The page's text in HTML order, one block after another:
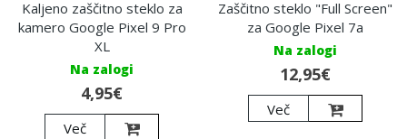
Kaljeno zaščitno steklo za
kamero Google Pixel 9 Pro
XL
Na zalogi
4,95€
Več
Zaščitno steklo "Full Screen"
za Google Pixel 7a
Na zalogi
12,95€
Več